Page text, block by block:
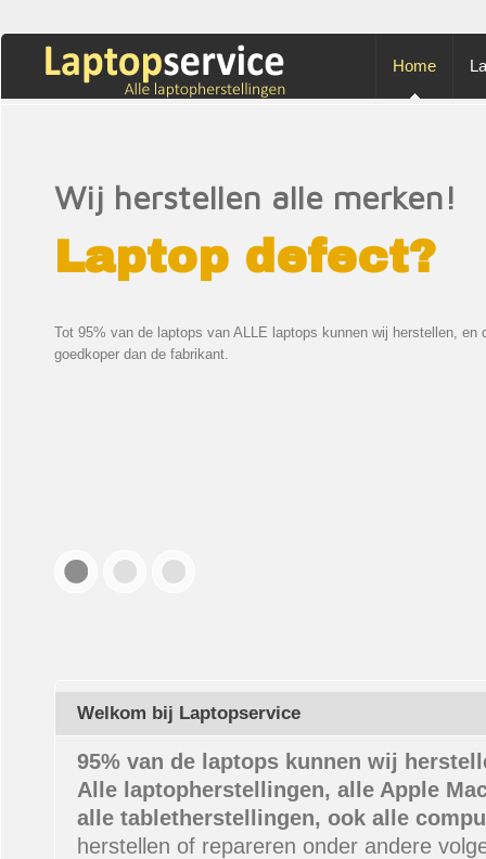
Home
Wij herstellen alle merken!
Laptop defect?
Tot 95% van de laptops van ALLE laptops kunnen wij herstellen, en
goedkoper dan de fabrikant.
Welkom bij Laptopservice
95% van de laptops kunnen wij
Alle laptopherstellingen, alle Apple
alle tabletherstellingen, ook alle
herstellen of repareren onder andere